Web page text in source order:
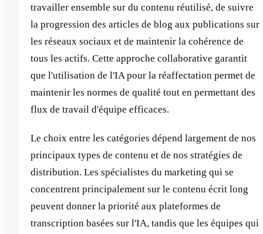
travailler ensemble sur du contenu réutilisé, de suivre
la progression des articles de blog aux publications sur
les réseaux sociaux et de maintenir la cohérence de
tous les actifs. Cette approche collaborative garantit
que l'utilisation de l'IA pour la réaffectation permet de
maintenir les normes de qualité tout en permettant des
flux de travail d'équipe efficaces.
Le choix entre les catégories dépend largement de nos
principaux types de contenu et de nos stratégies de
distribution. Les spécialistes du marketing qui se
concentrent principalement sur le contenu écrit long
peuvent donner la priorité aux plateformes de
transcription basées sur l'IA, tandis que les équipes qui